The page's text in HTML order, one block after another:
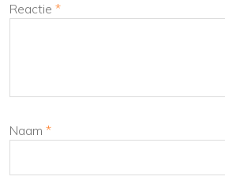
Reactie *
Naam *